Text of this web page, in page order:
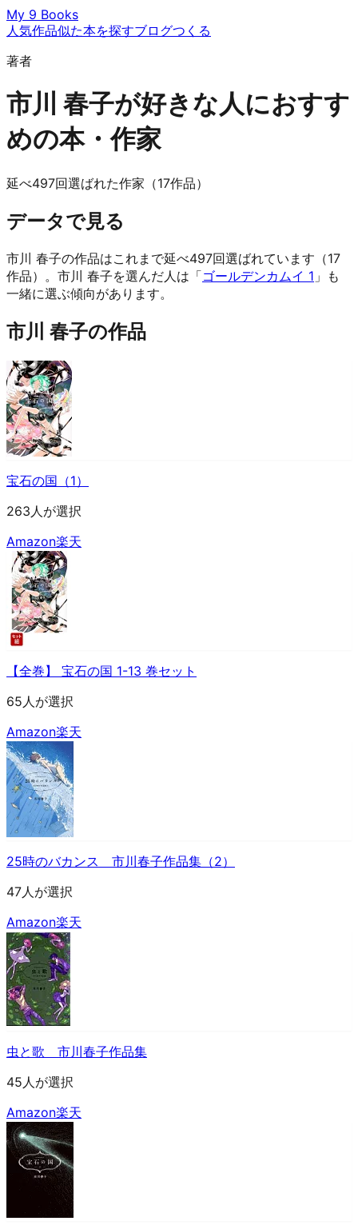
My 9 Books
人気作品似た本を探すブログつくる
著者
市川 春子が好きな人におすす
めの本・作家
延べ497回選ばれた作家（17作品）
データで見る
市川 春子の作品はこれまで延べ497回選ばれています（17
作品）。市川 春子を選んだ人は「ゴールデンカムイ 1 」も
一緒に選ぶ傾向があります。
市川 春子の作品
宝石の国（1）
263人が選択
Amazon楽天
【全巻】 宝石の国 1-13 巻セット
65人が選択
Amazon楽天
25時のバカンス 市川春子作品集（2）
47人が選択
Amazon楽天
虫と歌 市川春子作品集
45人が選択
Amazon楽天